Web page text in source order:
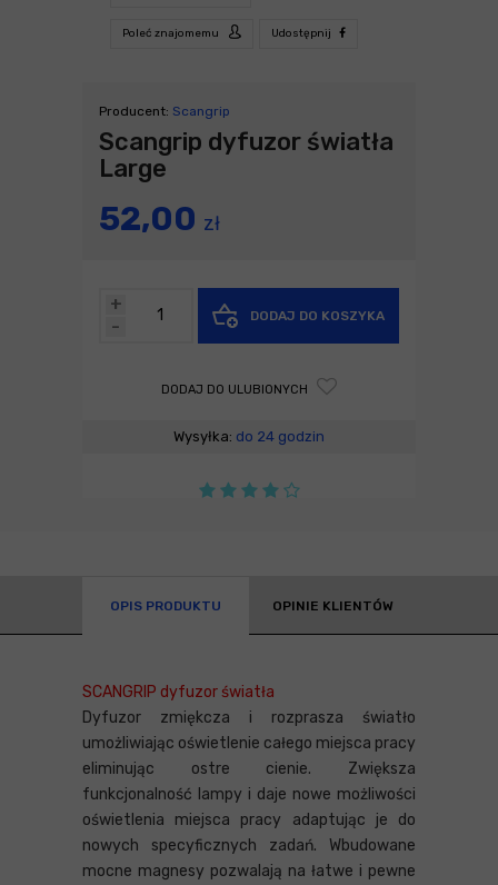
Poleć znajomemu Udostępnij
Producent: Scangrip
Scangrip dyfuzor światła
Large
52,00 zł
-
+
DODAJ DO KOSZYKA
DODAJ DO ULUBIONYCH
Wysyłka: do 24 godzin
OPIS PRODUKTU OPINIE KLIENTÓW
SCANGRIP dyfuzor światła
Dyfuzor zmiękcza i rozprasza światło
umożliwiając oświetlenie całego miejsca pracy
eliminując ostre cienie. Zwiększa
funkcjonalność lampy i daje nowe możliwości
oświetlenia miejsca pracy adaptując je do
nowych specyficznych zadań. Wbudowane
mocne magnesy pozwalają na łatwe i pewne